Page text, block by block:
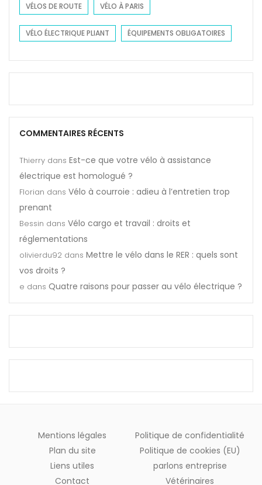
VÉLOS DE ROUTE VÉLO À PARIS
VÉLO ÉLECTRIQUE PLIANT ÉQUIPEMENTS OBLIGATOIRES
COMMENTAIRES RÉCENTS
Thierry dans Est-ce que votre vélo à assistance
électrique est homologué ?
Florian dans Vélo à courroie : adieu à l’entretien trop
prenant
Bessin dans Vélo cargo et travail : droits et
réglementations
olivierdu92 dans Mettre le vélo dans le RER : quels sont
vos droits ?
e dans Quatre raisons pour passer au vélo électrique ?
Mentions légales
Plan du site
Liens utiles
Contact
Politique de confidentialité
Politique de cookies (EU)
parlons entreprise
Vétérinaires